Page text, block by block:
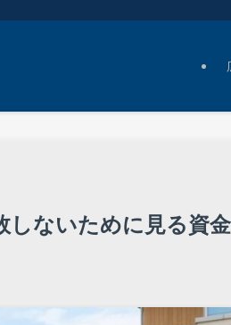
しないために見る資